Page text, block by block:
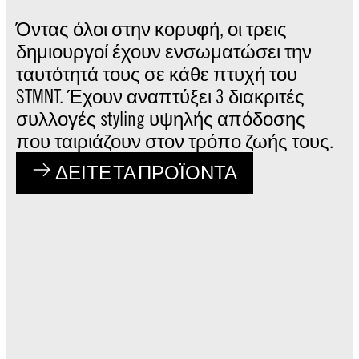
Η καθημερινή σας ενισχυτική
δόση περιποίησης.
Η γενειάδα σας στα καλύτερά
της.
Όντας όλοι στην κορυφή, οι τρεις
δημιουργοί έχουν ενσωματώσει την
ταυτότητά τους σε κάθε πτυχή του
STMNT. Έχουν αναπτύξει 3 διακριτές
συλλογές styling υψηλής απόδοσης
που ταιριάζουν στον τρόπο ζωής τους.
ΔΕΙΤΕ ΤΑ ΠΡΟΪΟΝΤΑ